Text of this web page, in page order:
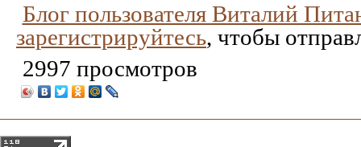
Блог пользователя Виталий
зарегистрируйтесь, чтобы
2997 просмотров